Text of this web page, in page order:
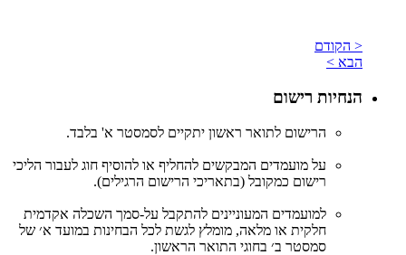
< הקודם
הבא >
הנחיות רישום
הרישום לתואר ראשון יתקיים לסמסטר א' בלבד.
על מועמדים המבקשים להחליף או להוסיף חוג לעבור הליכי
רישום כמקובל (בתאריכי הרישום הרגילים).
למועמדים המעוניינים להתקבל על-סמך השכלה אקדמית
חלקית או מלאה, מומלץ לגשת לכל הבחינות במועד א׳ של
סמסטר ב׳ בחוגי התואר הראשון.